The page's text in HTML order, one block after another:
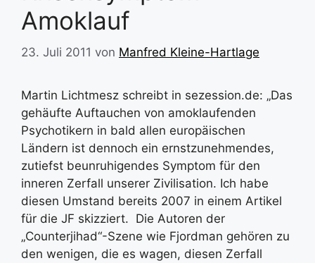
Amoklauf
23. Juli 2011 von Manfred Kleine-Hartlage
Martin Lichtmesz schreibt in sezession.de: „Das
gehäufte Auftauchen von amoklaufenden
Psychotikern in bald allen europäischen
Ländern ist dennoch ein ernstzunehmendes,
zutiefst beunruhigendes Symptom für den
inneren Zerfall unserer Zivilisation. Ich habe
diesen Umstand bereits 2007 in einem Artikel
für die JF skizziert. Die Autoren der
„Counterjihad“-Szene wie Fjordman gehören zu
den wenigen, die es wagen, diesen Zerfall